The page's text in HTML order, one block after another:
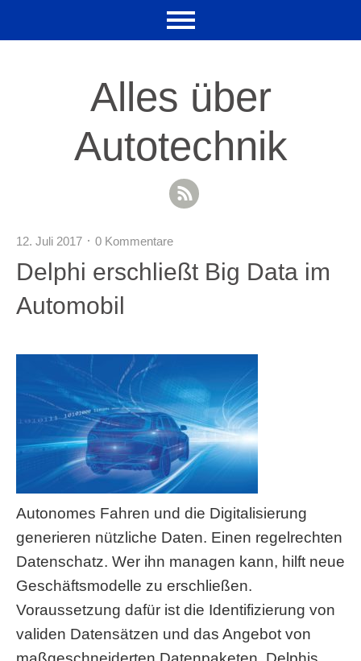
Alles über
Autotechnik
RSS Feed
12. Juli 2017 0 Kommentare
Delphi erschließt Big Data im
Automobil
Autonomes Fahren und die Digitalisierung
generieren nützliche Daten. Einen regelrechten
Datenschatz. Wer ihn managen kann, hilft neue
Geschäftsmodelle zu erschließen.
Voraussetzung dafür ist die Identifizierung von
validen Datensätzen und das Angebot von